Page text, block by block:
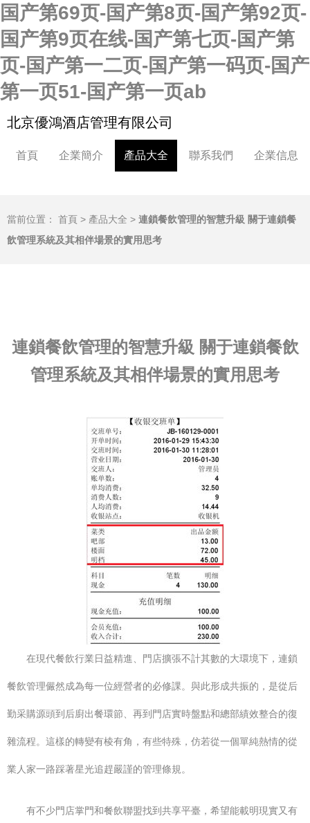
国产第69页-国产第8页-国产第92页-
国产第9页在线-国产第七页-国产第
页-国产第一二页-国产第一码页-国产
第一页51-国产第一页ab
北京優鴻酒店管理有限公司
首頁 企業簡介 產品大全 聯系我們 企業信息
當前位置： 首頁 > 產品大全 > 連鎖餐飲管理的智慧升級 關于連鎖餐
飲管理系統及其相伴場景的實用思考
連鎖餐飲管理的智慧升級 關于連鎖餐飲
管理系統及其相伴場景的實用思考
在現代餐飲行業日益精進、門店擴張不計其數的大環境下，連鎖
餐飲管理儼然成為每一位經營者的必修課。與此形成共振的，是從后
勤采購源頭到后廚出餐環節、再到門店實時盤點和總部績效整合的復
雜流程。這樣的轉變有棱有角，有些特殊，仿若從一個單純熱情的從
業人家一路踩著星光追趕嚴謹的管理條規。
有不少門店掌門和餐飲聯盟找到共享平臺，希望能載明現實又有